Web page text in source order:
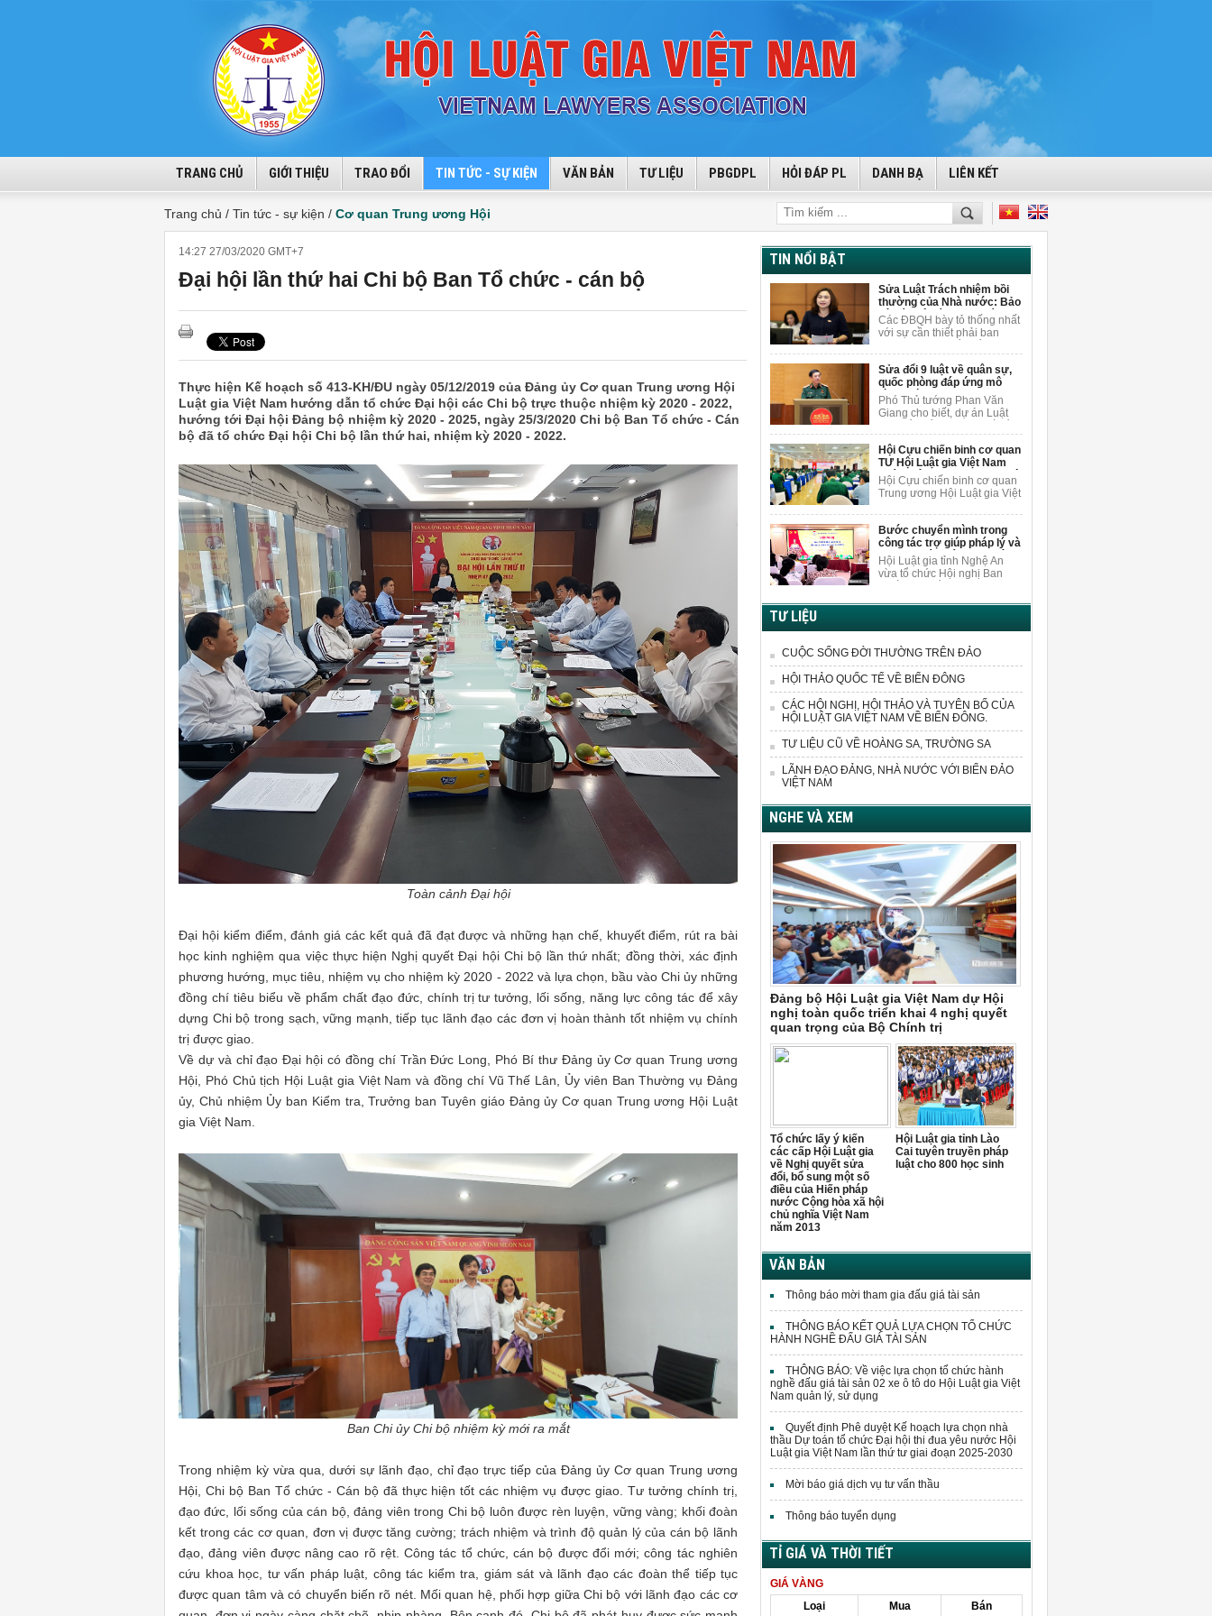
TRANG CHỦ GIỚI THIỆU TRAO ĐỔI TIN TỨC - SỰ KIỆN VĂN BẢN TƯ LIỆU PBGDPL HỎI ĐÁP PL DANH BẠ LIÊN KẾT
Trang chủ / Tin tức - sự kiện / Cơ quan Trung ương Hội
14:27 27/03/2020 GMT+7
Đại hội lần thứ hai Chi bộ Ban Tổ chức - cán bộ
Thực hiện Kế hoạch số 413-KH/ĐU ngày 05/12/2019 của Đảng ủy Cơ quan Trung ương Hội
Luật gia Việt Nam hướng dẫn tổ chức Đại hội các Chi bộ trực thuộc nhiệm kỳ 2020 - 2022,
hướng tới Đại hội Đảng bộ nhiệm kỳ 2020 - 2025, ngày 25/3/2020 Chi bộ Ban Tổ chức - Cán
bộ đã tổ chức Đại hội Chi bộ lần thứ hai, nhiệm kỳ 2020 - 2022.
Toàn cảnh Đại hội
Đại hội kiểm điểm, đánh giá các kết quả đã đạt được và những hạn chế, khuyết điểm, rút ra bài
học kinh nghiệm qua việc thực hiện Nghị quyết Đại hội Chi bộ lần thứ nhất; đồng thời, xác định
phương hướng, mục tiêu, nhiệm vụ cho nhiệm kỳ 2020 - 2022 và lựa chọn, bầu vào Chi ủy những
đồng chí tiêu biểu về phẩm chất đạo đức, chính trị tư tưởng, lối sống, năng lực công tác để xây
dựng Chi bộ trong sạch, vững mạnh, tiếp tục lãnh đạo các đơn vị hoàn thành tốt nhiệm vụ chính
trị được giao.
Về dự và chỉ đạo Đại hội có đồng chí Trần Đức Long, Phó Bí thư Đảng ủy Cơ quan Trung ương
Hội, Phó Chủ tịch Hội Luật gia Việt Nam và đồng chí Vũ Thế Lân, Ủy viên Ban Thường vụ Đảng
ủy, Chủ nhiệm Ủy ban Kiểm tra, Trưởng ban Tuyên giáo Đảng ủy Cơ quan Trung ương Hội Luật
gia Việt Nam.
Ban Chi ủy Chi bộ nhiệm kỳ mới ra mắt
Trong nhiệm kỳ vừa qua, dưới sự lãnh đạo, chỉ đạo trực tiếp của Đảng ủy Cơ quan Trung ương
Hội, Chi bộ Ban Tổ chức - Cán bộ đã thực hiện tốt các nhiệm vụ được giao. Tư tưởng chính trị,
đạo đức, lối sống của cán bộ, đảng viên trong Chi bộ luôn được rèn luyện, vững vàng; khối đoàn
kết trong các cơ quan, đơn vị được tăng cường; trách nhiệm và trình độ quản lý của cán bộ lãnh
đạo, đảng viên được nâng cao rõ rệt. Công tác tổ chức, cán bộ được đổi mới; công tác nghiên
cứu khoa học, tư vấn pháp luật, công tác kiểm tra, giám sát và lãnh đạo các đoàn thể tiếp tục
được quan tâm và có chuyển biến rõ nét. Mối quan hệ, phối hợp giữa Chi bộ với lãnh đạo các cơ
TIN NỔI BẬT
Sửa Luật Trách nhiệm bồi
thường của Nhà nước: Bảo
vệ cán bộ dám nghĩ, dám
làm vì lợi ích chung
Các ĐBQH bày tỏ thống nhất
với sự cần thiết phải ban
một số điều của Luật Trách
nhiệm bồi thường của Nhà
nước.
Sửa đổi 9 luật về quân sự,
quốc phòng đáp ứng mô
hình chính quyền 2 cấp
Phó Thủ tướng Phan Văn
Giang cho biết, dự án Luật
của 9 luật về quân sự, quốc
phòng sửa đổi các quy định
liên quan đến sắp xếp tổ
chức bộ máy và xử lý các vấn
đề cấp bách phát sinh trong
thực tiễn.
Hội Cựu chiến binh cơ quan
TƯ Hội Luật gia Việt Nam
quán triệt Nghị quyết Đại hội
VIII
Hội Cựu chiến binh cơ quan
Trung ương Hội Luật gia Việt
tham dự Hội nghị tập huấn
triển khai thực hiện Nghị
quyết Đại hội Hội Cựu chiến
binh Việt Nam lần thứ VIII,
nhiệm kỳ 2026-2031.
Bước chuyển mình trong
công tác trợ giúp pháp lý và
tư vấn pháp luật tại Nghệ
An
Hội Luật gia tỉnh Nghệ An
vừa tổ chức Hội nghị Ban
cao kỹ năng chuyên môn cho
toàn địa bàn tỉnh.
TƯ LIỆU
CUỘC SỐNG ĐỜI THƯỜNG TRÊN ĐẢO
HỘI THẢO QUỐC TẾ VỀ BIỂN ĐÔNG
CÁC HỘI NGHỊ, HỘI THẢO VÀ TUYÊN BỐ CỦA
HỘI LUẬT GIA VIỆT NAM VỀ BIỂN ĐÔNG.
TƯ LIỆU CŨ VỀ HOÀNG SA, TRƯỜNG SA
LÃNH ĐẠO ĐẢNG, NHÀ NƯỚC VỚI BIỂN ĐẢO
VIỆT NAM
NGHE VÀ XEM
Đảng bộ Hội Luật gia Việt Nam dự Hội
nghị toàn quốc triển khai 4 nghị quyết
quan trọng của Bộ Chính trị
Tổ chức lấy ý kiến
các cấp Hội Luật gia
về Nghị quyết sửa
đổi, bổ sung một số
điều của Hiến pháp
nước Cộng hòa xã hội
chủ nghĩa Việt Nam
năm 2013
Hội Luật gia tỉnh Lào
Cai tuyên truyền pháp
luật cho 800 học sinh
VĂN BẢN
Thông báo mời tham gia đấu giá tài sản
THÔNG BÁO KẾT QUẢ LỰA CHỌN TỔ CHỨC
HÀNH NGHỀ ĐẤU GIÁ TÀI SẢN
THÔNG BÁO: Về việc lựa chọn tổ chức hành
nghề đấu giá tài sản 02 xe ô tô do Hội Luật gia Việt
Nam quản lý, sử dụng
Quyết định Phê duyệt Kế hoạch lựa chọn nhà
thầu Dự toán tổ chức Đại hội thi đua yêu nước Hội
Luật gia Việt Nam lần thứ tư giai đoạn 2025-2030
Mời báo giá dịch vụ tư vấn thầu
Thông báo tuyển dụng
TỈ GIÁ VÀ THỜI TIẾT
GIÁ VÀNG
Loại
Mua
Bán